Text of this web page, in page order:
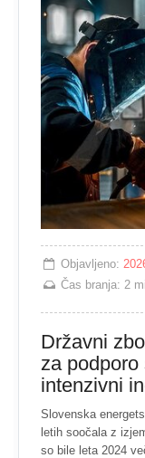
Objavljeno:
Čas branja: 2
Državni
za
intenzivni
Slovenska
letih soočala z
so bile leta 2024